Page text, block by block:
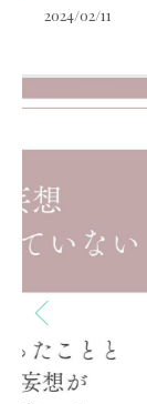
2024/02/11